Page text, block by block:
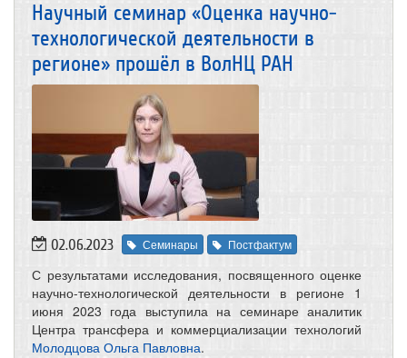
Научный семинар «Оценка научно-
технологической деятельности в
регионе» прошёл в ВолНЦ РАН
02.06.2023 Семинары Постфактум
С результатами исследования, посвященного оценке
научно-технологической деятельности в регионе 1
июня 2023 года выступила на семинаре аналитик
Центра трансфера и коммерциализации технологий
Молодцова Ольга Павловна.